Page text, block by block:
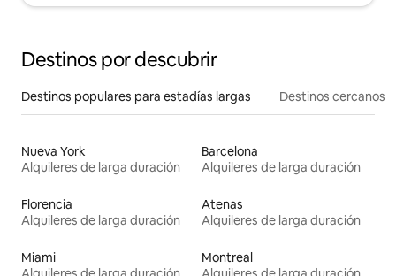
Destinos por descubrir
Destinos populares para estadías largas Destinos cercanos
Nueva York
Alquileres de larga duración
Barcelona
Alquileres de larga duración
Florencia
Alquileres de larga duración
Atenas
Alquileres de larga duración
Miami
Montreal